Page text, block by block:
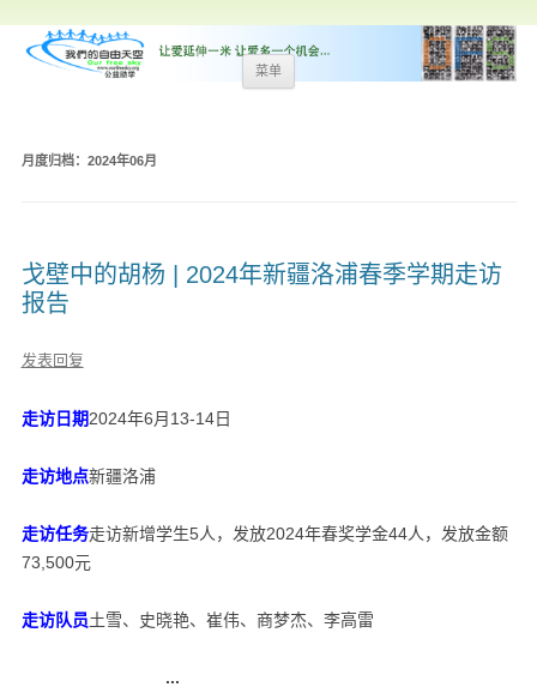
菜单
跳
至
月度归档： 2024年06月
戈壁中的胡杨 | 2024年新疆洛浦春季学期走访
报告
发表回复
走访日期2024年6月13-14日
走访地点新疆洛浦
走访任务走访新增学生5人，发放2024年春奖学金44人，发放金额
73,500元
走访队员土雪、史晓艳、崔伟、商梦杰、李高雷
...